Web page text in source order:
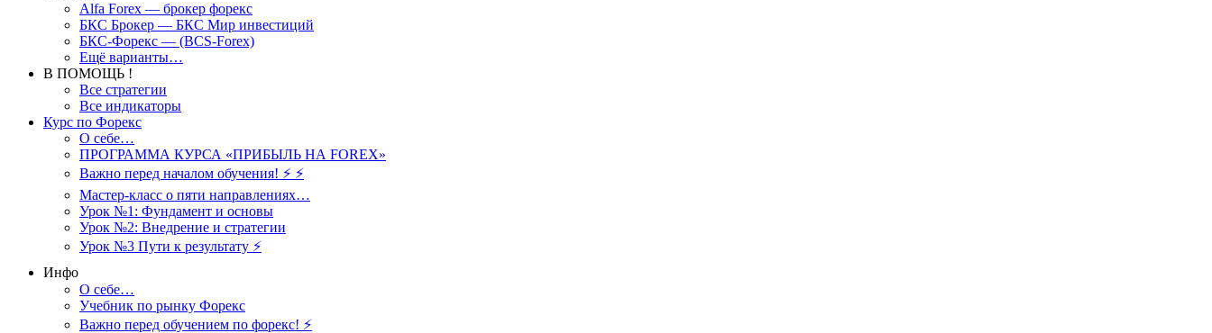
Alfa Forex — брокер форекс
БКС Брокер — БКС Мир инвестиций
БКС-Форекс — (BCS-Forex)
Ещё варианты…
В ПОМОЩЬ !
Все стратегии
Все индикаторы
Курс по Форекс
О себе…
ПРОГРАММА КУРСА «ПРИБЫЛЬ НА FOREX»
Важно перед началом обучения! ⚡ ⚡
Мастер-класс о пяти направлениях…
Урок №1: Фундамент и основы
Урок №2: Внедрение и стратегии
Урок №3 Пути к результату ⚡️
Инфо
О себе…
Учебник по рынку Форекс
Важно перед обучением по форекс! ⚡